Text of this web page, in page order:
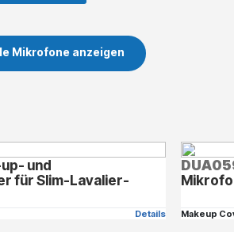
Mikrofone anzeigen
und
für Slim-Lavalier-
Details Makeup